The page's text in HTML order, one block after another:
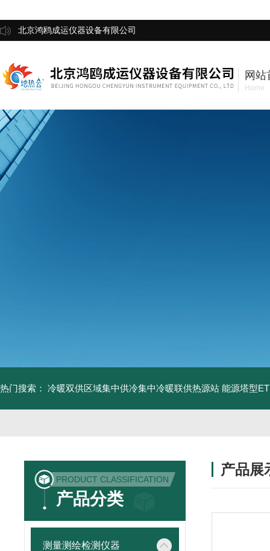
北京鸿鸥成运仪器设备有限公司
网站
Home
热门搜索： 冷暖双供区域集中供冷集中冷暖联供热源站 能源塔型
PRODUCT CLASSIFICATION
产品分类
测量测绘检测仪器
产品展